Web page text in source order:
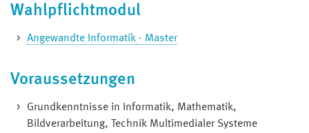
Wahlpflichtmodul
Angewandte Informatik - Master
Voraussetzungen
Grundkenntnisse in Informatik, Mathematik,
Bildverarbeitung, Technik Multimedialer Systeme